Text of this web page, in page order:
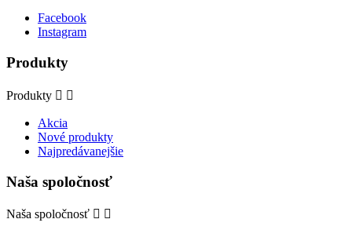
Facebook
Instagram
Produkty
Produkty  
Akcia
Nové produkty
Najpredávanejšie
Naša spoločnosť
Naša spoločnosť  